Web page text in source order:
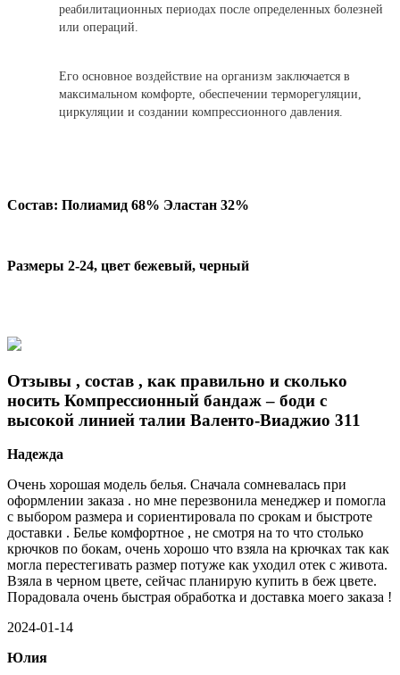
реабилитационных периодах после определенных болезней
или операций.
Его основное воздействие на организм заключается в
максимальном комфорте, обеспечении терморегуляции,
циркуляции и создании компрессионного давления.
Состав: Полиамид 68% Эластан 32%
Размеры 2-24, цвет бежевый, черный
Отзывы , состав , как правильно и сколько
носить Компрессионный бандаж – боди с
высокой линией талии Валенто-Виаджио 311
Надежда
Очень хорошая модель белья. Сначала сомневалась при
оформлении заказа . но мне перезвонила менеджер и помогла
с выбором размера и сориентировала по срокам и быстроте
доставки . Белье комфортное , не смотря на то что столько
крючков по бокам, очень хорошо что взяла на крючках так как
могла перестегивать размер потуже как уходил отек с живота.
Взяла в черном цвете, сейчас планирую купить в беж цвете.
Порадовала очень быстрая обработка и доставка моего заказа !
2024-01-14
Юлия